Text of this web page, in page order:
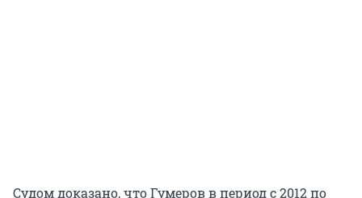
Судом доказано, что Гумеров в период с 2012 по